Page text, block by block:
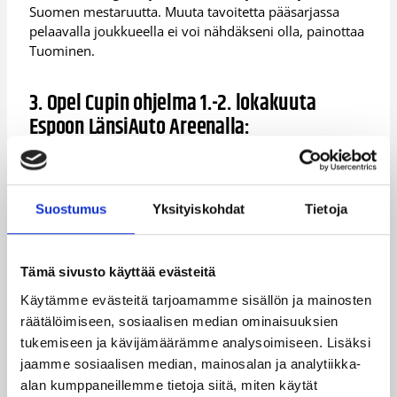
Suostumus Yksityiskohdat Tietoja
Tämä sivusto käyttää evästeitä
Käytämme evästeitä tarjoamamme sisällön ja mainosten
räätälöimiseen, sosiaalisen median ominaisuuksien
tukemiseen ja kävijämäärämme analysoimiseen. Lisäksi
jaamme sosiaalisen median, mainosalan ja analytiikka-
alan kumppaneillemme tietoja siitä, miten käytät
Suomen mestaruutta. Muuta tavoitetta pääsarjassa
pelaavalla joukkueella ei voi nähdäkseni olla, painottaa
Tuominen.
3. Opel Cupin ohjelma 1.-2. lokakuuta
Espoon LänsiAuto Areenalla:
Lauantai 1. lokakuuta:
Klo 16:00 ToPo – Union Olimpija Ljubljana
Klo 18:00 Honka – Frankfurt Skyliners
Sunnuntai 2. lokakuuta:
Klo 15:00 sijat 3-4 ja Klo 17:00 sijat 1-2
Pääsyliput:
Turnauslippu: 30eur aikuiset/15eur lapset,
varusmiehet ja eläkeläiset. Päiväliput: 20eur